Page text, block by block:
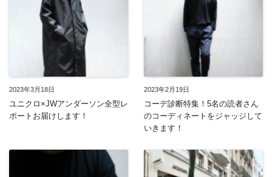
2023年3月18日
ユニクロ×JWアンダーソン全型レ
ポートお届けします！
2023年2月19日
コーデ診断特集！5名の読者さん
のコーディネートをジャッジして
いきます！